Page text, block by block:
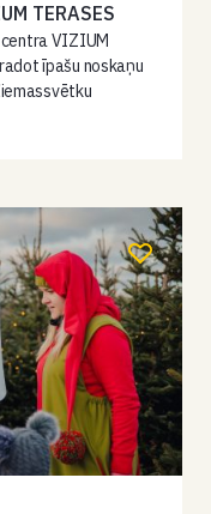
TERASES
VIZIUM
īpašu noskaņu